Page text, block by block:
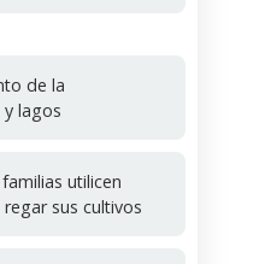
de la
lagos
utilicen
sus cultivos